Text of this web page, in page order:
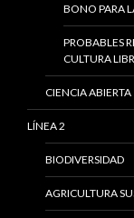
BONO PARA
PROBABLES
CULTURA
CIENCIA ABIERTA
LÍNEA 2
BIODIVERSIDAD
AGRICULTURA